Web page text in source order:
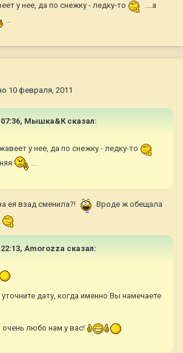
у нее, да по снежку - ледку-то
....а
...
10 февраля, 2011
07:36, Мышка&К сказал:
у нее, да по снежку - ледку-то
...
ея взад сменила?!
Вроде ж обещала
22:13, Amorozza сказал:
дату, когда именно Вы намечаете
любо нам у вас!